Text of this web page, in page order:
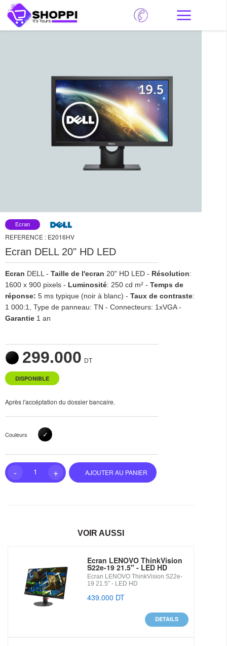
Ecran
REFERENCE : E2016HV
Ecran DELL 20" HD LED
Ecran DELL - Taille de l'ecran 20" HD LED - Résolution:
1600 x 900 pixels - Luminosité: 250 cd m² - Temps de
réponse: 5 ms typique (noir à blanc) - Taux de contraste:
1 000:1, Type de panneau: TN - Connecteurs: 1xVGA -
Garantie 1 an
299.000 DT
DISPONIBLE
Après l'accéptation du dossier bancaire.
Couleurs ✓
- +
1 AJOUTER AU PANIER
VOIR AUSSI
Ecran LENOVO ThinkVision
S22e-19 21.5" - LED HD
Ecran LENOVO ThinkVision S22e-
19 21.5" - LED HD
439.000 DT
DETAILS